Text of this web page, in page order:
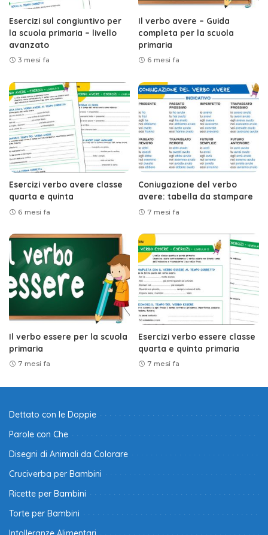
Esercizi sul congiuntivo per
la scuola primaria – livello
avanzato
3 mesi fa
Il verbo avere – Guida
completa per la scuola
primaria
6 mesi fa
Esercizi verbo avere classe
quarta e quinta
6 mesi fa
Coniugazione del verbo
avere: tabella da stampare
7 mesi fa
Il verbo essere per la scuola
primaria
7 mesi fa
Esercizi verbo essere classe
quarta e quinta primaria
7 mesi fa
Dettato con le Doppie
Parole con Che
Disegni di Animali da Colorare
Cruciverba per Bambini
Ricette per Bambini
Torte per Bambini